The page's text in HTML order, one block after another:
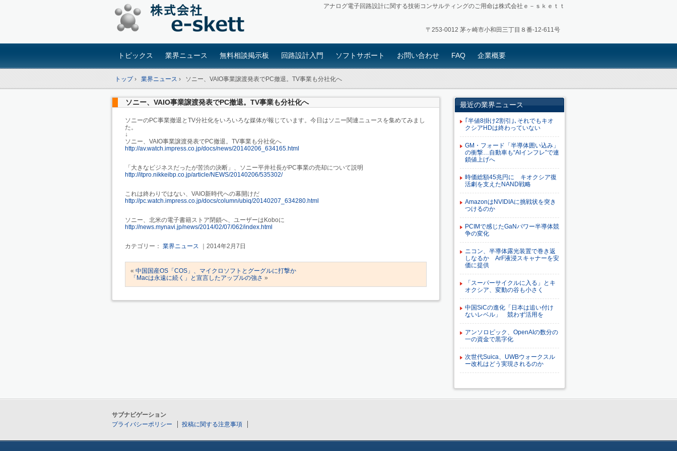
アナログ電子回路設計に関する技術コンサルティングのご用命は株式会社ｅ－ｓｋｅｔｔ
〒253-0012 茅ヶ崎市小和田三丁目８番-12-611号
トピックス 業界ニュース 無料相談掲示板 回路設計入門 ソフトサポート お問い合わせ FAQ 企業概要
トップ› 業界ニュース› ソニー、VAIO事業譲渡発表でPC撤退。TV事業も分社化へ
ソニー、VAIO事業譲渡発表でPC撤退。TV事業も分社化へ
ソニーのPC事業撤退とTV分社化をいろいろな媒体が報じています。今日はソニー関連ニュースを集めてみまし
た。
↓
ソニー、VAIO事業譲渡発表でPC撤退。TV事業も分社化へ
http://av.watch.impress.co.jp/docs/news/20140206_634165.html
「大きなビジネスだったが苦渋の決断」、ソニー平井社長がPC事業の売却について説明
http://itpro.nikkeibp.co.jp/article/NEWS/20140206/535302/
これは終わりではない、VAIO新時代への幕開けだ
http://pc.watch.impress.co.jp/docs/column/ubiq/20140207_634280.html
ソニー、北米の電子書籍ストア閉鎖へ、ユーザーはKoboに
http://news.mynavi.jp/news/2014/02/07/062/index.html
カテゴリー： 業界ニュース ｜2014年2月7日
« 中国国産OS「COS」、マイクロソフトとグーグルに打撃か
「Macは永遠に続く」と宣言したアップルの強さ »
最近の業界ニュース
｢半値8掛け2割引｣､それでもキオ
クシアHDは終わっていない
GM・フォード「半導体囲い込み」
の衝撃…自動車も“AIインフレ”で連
鎖値上げへ
時価総額45兆円に キオクシア復
活劇を支えたNAND戦略
AmazonはNVIDIAに挑戦状を突き
つけるのか
PCIMで感じたGaNパワー半導体競
争の変化
ニコン、半導体露光装置で巻き返
しなるか ArF液浸スキャナーを安
価に提供
「スーパーサイクルに入る」とキ
オクシア、変動の谷も小さく
中国SiCの進化「日本は追い付け
ないレベル」 競わず活用を
アンソロピック、OpenAIの数分の
一の資金で黒字化
次世代Suica、UWBウォークスル
ー改札はどう実現されるのか
サブナビゲーション
プライバシーポリシー
投稿に関する注意事項